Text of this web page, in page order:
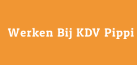
Werken Bij KDV Pippi